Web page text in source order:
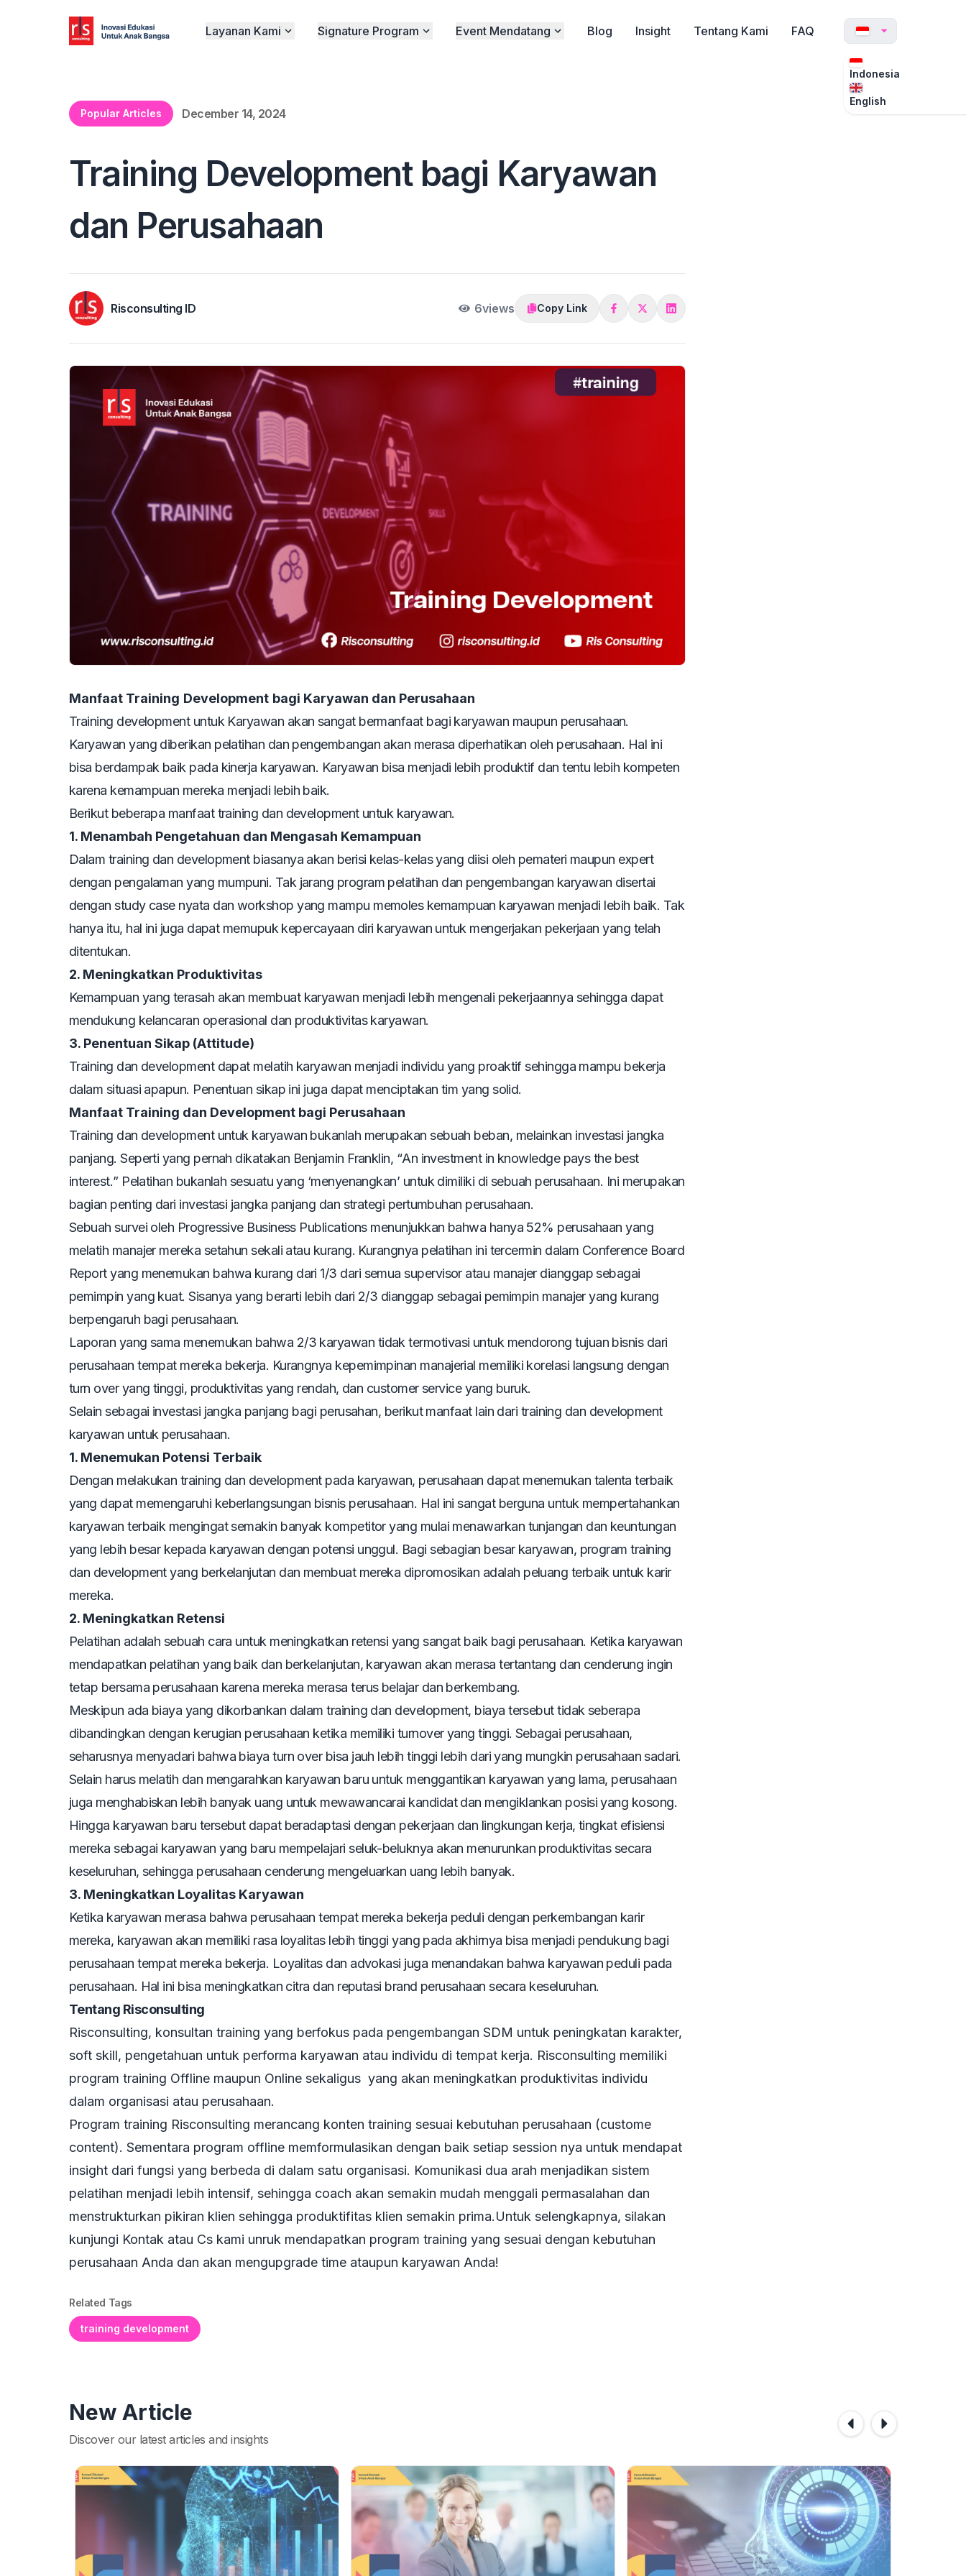
Layanan Kami Signature Program Event Mendatang Blog Insight Tentang Kami FAQ
Indonesia
English
Popular Articles
December 14, 2024
Training Development bagi Karyawan
dan Perusahaan
Risconsulting ID 6views Copy Link
Manfaat Training Development bagi Karyawan dan Perusahaan
Training development untuk Karyawan akan sangat bermanfaat bagi karyawan maupun perusahaan.
Karyawan yang diberikan pelatihan dan pengembangan akan merasa diperhatikan oleh perusahaan. Hal ini
bisa berdampak baik pada kinerja karyawan. Karyawan bisa menjadi lebih produktif dan tentu lebih kompeten
karena kemampuan mereka menjadi lebih baik.
Berikut beberapa manfaattraining dan developmentuntuk karyawan.
1. Menambah Pengetahuan dan Mengasah Kemampuan
Dalam training dan developmentbiasanya akan berisi kelas-kelas yang diisi oleh pemateri maupun expert
dengan pengalaman yang mumpuni. Tak jarang program pelatihan dan pengembangan karyawan disertai
denganstudy casenyata dan workshop yang mampu memoles kemampuan karyawan menjadi lebih baik. Tak
hanya itu, hal ini juga dapat memupuk kepercayaan diri karyawan untuk mengerjakan pekerjaan yang telah
ditentukan.
2. Meningkatkan Produktivitas
Kemampuan yang terasah akan membuat karyawan menjadi lebih mengenali pekerjaannya sehingga dapat
mendukung kelancaran operasional dan produktivitas karyawan.
3. Penentuan Sikap (Attitude)
Training dan development dapat melatih karyawan menjadi individu yang proaktif sehingga mampu bekerja
dalam situasi apapun. Penentuan sikap ini juga dapat menciptakan tim yang solid.
Manfaat Training dan Development bagi Perusahaan
Training dan developmentuntuk karyawan bukanlah merupakan sebuah beban, melainkan investasi jangka
panjang. Seperti yang pernah dikatakan Benjamin Franklin, “An investment in knowledge pays the best
interest.” Pelatihan bukanlah sesuatu yang ‘menyenangkan’ untuk dimiliki di sebuah perusahaan. Ini merupakan
bagian penting dari investasi jangka panjang dan strategi pertumbuhan perusahaan.
Sebuah survei oleh Progressive Business Publications menunjukkan bahwa hanya 52% perusahaan yang
melatih manajer mereka setahun sekali atau kurang. Kurangnya pelatihan ini tercermin dalam Conference Board
Report yang menemukan bahwa kurang dari 1/3 dari semua supervisor atau manajer dianggap sebagai
pemimpin yang kuat. Sisanya yang berarti lebih dari 2/3 dianggap sebagai pemimpin manajer yang kurang
berpengaruh bagi perusahaan.
Laporan yang sama menemukan bahwa 2/3 karyawan tidak termotivasi untuk mendorong tujuan bisnis dari
perusahaan tempat mereka bekerja. Kurangnya kepemimpinan manajerial memiliki korelasi langsung dengan
turn overyang tinggi, produktivitas yang rendah, dan customer serviceyang buruk.
Selain sebagai investasi jangka panjang bagi perusahan, berikut manfaat lain dari training dan development
karyawan untuk perusahaan.
1. Menemukan Potensi Terbaik
Dengan melakukan training dan developmentpada karyawan, perusahaan dapat menemukan talenta terbaik
yang dapat memengaruhi keberlangsungan bisnis perusahaan. Hal ini sangat berguna untuk mempertahankan
karyawan terbaik mengingat semakin banyak kompetitor yang mulai menawarkan tunjangan dan keuntungan
yang lebih besar kepada karyawan dengan potensi unggul. Bagi sebagian besar karyawan, programtraining
dan developmentyang berkelanjutan dan membuat mereka dipromosikan adalah peluang terbaik untuk karir
mereka.
2. Meningkatkan Retensi
Pelatihan adalah sebuah cara untuk meningkatkan retensi yang sangat baik bagi perusahaan. Ketika karyawan
mendapatkan pelatihan yang baik dan berkelanjutan, karyawan akan merasa tertantang dan cenderung ingin
tetap bersama perusahaan karena mereka merasa terus belajar dan berkembang.
Meskipun ada biaya yang dikorbankan dalamtraining dan development, biaya tersebut tidak seberapa
dibandingkan dengan kerugian perusahaan ketika memiliki turnoveryang tinggi. Sebagai perusahaan,
seharusnya menyadari bahwa biayaturn overbisa jauh lebih tinggi lebih dari yang mungkin perusahaan sadari.
Selain harus melatih dan mengarahkan karyawan baru untuk menggantikan karyawan yang lama, perusahaan
juga menghabiskan lebih banyak uang untuk mewawancarai kandidat dan mengiklankan posisi yang kosong.
Hingga karyawan baru tersebut dapat beradaptasi dengan pekerjaan dan lingkungan kerja, tingkat efisiensi
mereka sebagai karyawan yang baru mempelajari seluk-beluknya akan menurunkan produktivitas secara
keseluruhan, sehingga perusahaan cenderung mengeluarkan uang lebih banyak.
3. Meningkatkan Loyalitas Karyawan
Ketika karyawan merasa bahwa perusahaan tempat mereka bekerja peduli dengan perkembangan karir
mereka, karyawan akan memiliki rasa loyalitas lebih tinggi yang pada akhirnya bisa menjadi pendukung bagi
perusahaan tempat mereka bekerja. Loyalitas dan advokasi juga menandakan bahwa karyawan peduli pada
perusahaan. Hal ini bisa meningkatkan citra dan reputasi brand perusahaan secara keseluruhan.
Tentang Risconsulting
Risconsulting, konsultan training yang berfokus pada pengembangan SDM untuk peningkatan karakter,
soft skill, pengetahuan untuk performa karyawan atau individu di tempat kerja. Risconsulting memiliki
program training Offline maupun Online sekaligus yang akan meningkatkan produktivitas individu
dalam organisasi atau perusahaan.
Program training Risconsulting merancang konten training sesuai kebutuhan perusahaan (custome
content). Sementara program offline memformulasikan dengan baik setiap session nya untuk mendapat
insight dari fungsi yang berbeda di dalam satu organisasi. Komunikasi dua arah menjadikan sistem
pelatihan menjadi lebih intensif, sehingga coach akan semakin mudah menggali permasalahan dan
menstrukturkan pikiran klien sehingga produktifitas klien semakin prima.Untuk selengkapnya, silakan
kunjungi Kontak atau Cs kami unruk mendapatkan program training yang sesuai dengan kebutuhan
perusahaan Anda dan akan mengupgrade time ataupun karyawan Anda!
Related Tags
training development
New Article
Discover our latest articles and insights